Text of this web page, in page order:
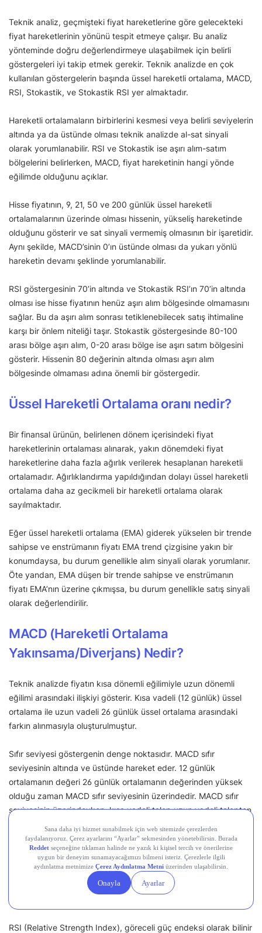
Teknik analiz, geçmişteki fiyat hareketlerine göre gelecekteki
fiyat hareketlerinin yönünü tespit etmeye çalışır. Bu analiz
yönteminde doğru değerlendirmeye ulaşabilmek için belirli
göstergeleri iyi takip etmek gerekir. Teknik analizde en çok
kullanılan göstergelerin başında üssel hareketli ortalama, MACD,
RSI, Stokastik, ve Stokastik RSI yer almaktadır.
Hareketli ortalamaların birbirlerini kesmesi veya belirli seviyelerin
altında ya da üstünde olması teknik analizde al-sat sinyali
olarak yorumlanabilir. RSI ve Stokastik ise aşırı alım-satım
bölgelerini belirlerken, MACD, fiyat hareketinin hangi yönde
eğilimde olduğunu açıklar.
Hisse fiyatının, 9, 21, 50 ve 200 günlük üssel hareketli
ortalamalarının üzerinde olması hissenin, yükseliş hareketinde
olduğunu gösterir ve sat sinyali vermemiş olmasının bir işaretidir.
Aynı şekilde, MACD’sinin 0’ın üstünde olması da yukarı yönlü
hareketin devamı şeklinde yorumlanabilir.
RSI göstergesinin 70’in altında ve Stokastik RSI’ın 70’in altında
olması ise hisse fiyatının henüz aşırı alım bölgesinde olmamasını
sağlar. Bu da aşırı alım sonrası tetiklenebilecek satış ihtimaline
karşı bir önlem niteliği taşır. Stokastik göstergesinde 80-100
arası bölge aşırı alım, 0-20 arası bölge ise aşırı satım bölgesini
gösterir. Hissenin 80 değerinin altında olması aşırı alım
bölgesinde olmaması adına önemli bir göstergedir.
Üssel Hareketli Ortalama oranı nedir?
Bir finansal ürünün, belirlenen dönem içerisindeki fiyat
hareketlerinin ortalaması alınarak, yakın dönemdeki fiyat
hareketlerine daha fazla ağırlık verilerek hesaplanan hareketli
ortalamadır. Ağırlıklandırma yapıldığından dolayı üssel hareketli
ortalama daha az gecikmeli bir hareketli ortalama olarak
sayılmaktadır.
Eğer üssel hareketli ortalama (EMA) giderek yükselen bir trende
sahipse ve enstrümanın fiyatı EMA trend çizgisine yakın bir
konumdaysa, bu durum genellikle alım sinyali olarak yorumlanır.
Öte yandan, EMA düşen bir trende sahipse ve enstrümanın
fiyatı EMA’nın üzerine çıkmışsa, bu durum genellikle satış sinyali
olarak değerlendirilir.
MACD (Hareketli Ortalama
Yakınsama/Diverjans) Nedir?
Teknik analizde fiyatın kısa dönemli eğilimiyle uzun dönemli
eğilimi arasındaki ilişkiyi gösterir. Kısa vadeli (12 günlük) üssel
ortalama ile uzun vadeli 26 günlük üssel ortalama arasındaki
farkın alınmasıyla oluşturulmuştur.
Sıfır seviyesi göstergenin denge noktasıdır. MACD sıfır
seviyesinin altında ve üstünde hareket eder. 12 günlük
ortalamanın değeri 26 günlük ortalamanın değerinden yüksek
olduğu zaman MACD sıfır seviyesinin üzerindedir. MACD sıfır
seviyesinin üzerindeyken, kısa vadeli talep uzun vadeli talepten
hareketli ortalamanın değeri 26 günlük hareketli ortalamanın
değerinden düşük olduğunda MACD sıfır seviyesinin altındadır.
MACD sıfır seviyesinin altındayken ayı piyasasını işaret eder.
RSI (Göreceli Güç Endeksi) Nedir?
RSI (Relative Strength Index), göreceli güç endeksi olarak bilinir